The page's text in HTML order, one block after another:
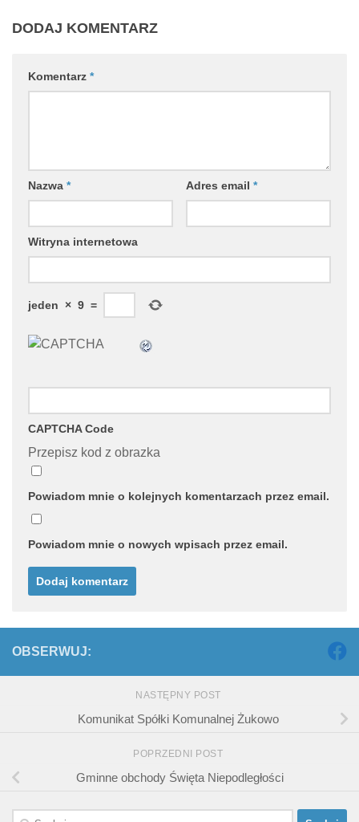
DODAJ KOMENTARZ
Komentarz *
Nazwa * Adres email *
Witryna internetowa
jeden × 9 =
CAPTCHA Code
Przepisz kod z obrazka
Powiadom mnie o kolejnych komentarzach przez email.
Powiadom mnie o nowych wpisach przez email.
OBSERWUJ:
NASTĘPNY POST
Komunikat Spółki Komunalnej Żukowo
POPRZEDNI POST
Gminne obchody Święta Niepodległości
Szukaj: